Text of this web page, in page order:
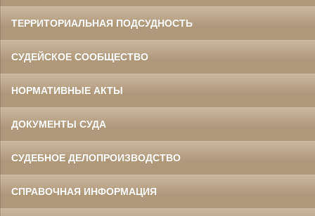
ТЕРРИТОРИАЛЬНАЯ ПОДСУДНОСТЬ
СУДЕЙСКОЕ СООБЩЕСТВО
НОРМАТИВНЫЕ АКТЫ
ДОКУМЕНТЫ СУДА
СУДЕБНОЕ ДЕЛОПРОИЗВОДСТВО
СПРАВОЧНАЯ ИНФОРМАЦИЯ